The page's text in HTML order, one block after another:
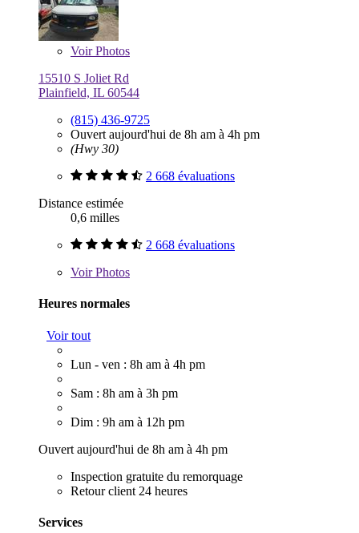
VoirPhotos
15510 S Joliet Rd
Plainfield, IL 60544
(815) 436-9725
Ouvert aujourd'hui de 8h am à 4h pm
(Hwy 30)
2 668 évaluations
Distance estimée
0,6 milles
2 668 évaluations
VoirPhotos
Heures normales
Voir tout
Lun - ven : 8h am à 4h pm
Sam : 8h am à 3h pm
Dim : 9h am à 12h pm
Ouvert aujourd'hui de 8h am à 4h pm
Inspection gratuite du remorquage
Retour client 24 heures
Services